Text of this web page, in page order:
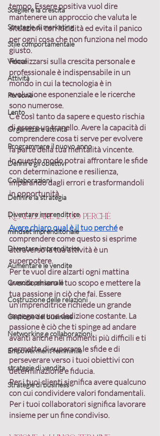
Scegliere la crescita
Strategie di marketing
Stile comportamentale
Veloce
Attività
Persone
Lento
Organizzare attività
Programmare il nuovo anno
Definire gli obiettivi
Collaborazioni
Definire la strategia
Diventare imprenditrice
mindset imprenditoriale
Diventare imprenditrice
Aumentare le vendite
Crescita personale
Costruzione delle relazioni
Gestione del business
Networking e collaborazioni
Empowerment femminile
strategie di vendita
Strategie di business
tempo. Essere positiva vuol dire
mantenere un approccio che valuta le
situazioni con lucidità ed evita il panico
per ogni cosa che non funziona nel modo
giusto.
Focalizzarsi sulla crescita personale e
professionale è indispensabile in un
mondo in cui la tecnologia è in
evoluzione esponenziale e le ricerche
sono numerose.
C’è così tanto da sapere e questo rischia
di essere un tranello. Avere la capacità di
comprendere cosa ti serve per evolvere
fa parte della tua mentalità vincente.
In questo modo potrai affrontare le sfide
con determinazione e resilienza,
imparando dagli errori e trasformandoli
in opportunità.
Realizzare il tuo perché
Avere chiaro qual è il tuo perché e
comprendere come questo si esprime
attraverso la tua attività è un
superpotere.
Per te vuol dire alzarti ogni mattina
avendo chiaro il tuo scopo e mettere la
tua passione in ciò che fai. Essere
un'imprenditrice richiede un grande
impegno e una dedizione costante. La
passione è ciò che ti spinge ad andare
avanti anche nei momenti più difficili e ti
permette di superare le sfide e di
perseverare verso i tuoi obiettivi con
determinazione e fiducia.
Per i tuoi clienti significa avere qualcuno
con cui condividere valori fondamentali.
Per i tuoi collaboratori significa lavorare
insieme per un fine condiviso.